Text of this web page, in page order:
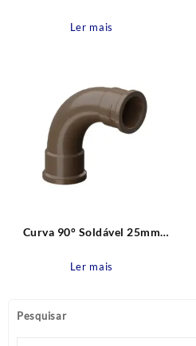
Pesquisar
Ler mais
Curva 90° Soldável 25mm
Ler mais